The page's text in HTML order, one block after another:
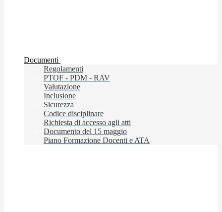
Documenti
Regolamenti
PTOF - PDM - RAV
Valutazione
Inclusione
Sicurezza
Codice disciplinare
Richiesta di accesso agli atti
Documento del 15 maggio
Piano Formazione Docenti e ATA